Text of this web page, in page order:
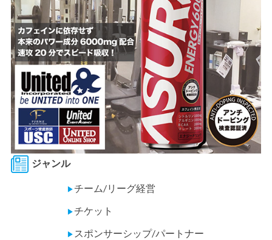
ジャンル
▶チーム/リーグ経営
▶チケット
▶ スポンサーシップ/パートナー